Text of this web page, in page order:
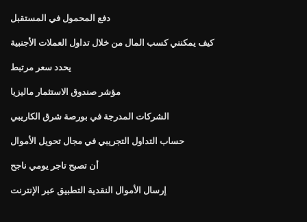
دفع المحمول في المستقبل
كيف يمكنني كسب المال من خلال تداول العملات الأجنبية
يحدد سعر مرتبط
مؤشر صندوق الاستثمار ماليزيا
الشركات المدرجة في بورصة شرق الكاريبي
حساب التداول التجريبي في مجال تحويل الأموال
أن تصبح تاجر يومي ناجح
إرسال الأموال النقدية التطبيق عبر الإنترنت